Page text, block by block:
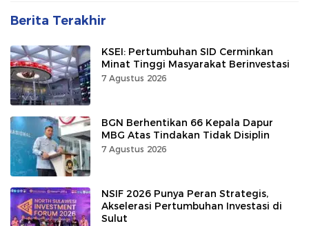
Berita Terakhir
KSEI: Pertumbuhan SID Cerminkan
Minat Tinggi Masyarakat Berinvestasi
7 Agustus 2026
BGN Berhentikan 66 Kepala Dapur
MBG Atas Tindakan Tidak Disiplin
7 Agustus 2026
NSIF 2026 Punya Peran Strategis,
Akselerasi Pertumbuhan Investasi di
Sulut